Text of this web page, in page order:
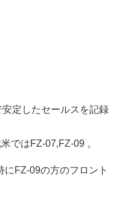
定したセールスを記録
ではFZ-07,FZ-09 。
FZ-09の方のフロント